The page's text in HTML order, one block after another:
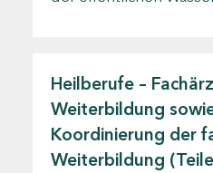
Heilberufe –
Weiterbildung
Koordinierung der
Weiterbildung